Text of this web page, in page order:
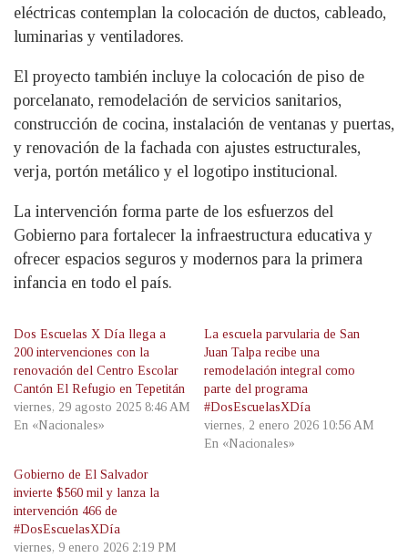
eléctricas contemplan la colocación de ductos, cableado,
luminarias y ventiladores.
El proyecto también incluye la colocación de piso de
porcelanato, remodelación de servicios sanitarios,
construcción de cocina, instalación de ventanas y puertas,
y renovación de la fachada con ajustes estructurales,
verja, portón metálico y el logotipo institucional.
La intervención forma parte de los esfuerzos del
Gobierno para fortalecer la infraestructura educativa y
ofrecer espacios seguros y modernos para la primera
infancia en todo el país.
Dos Escuelas X Día llega a
200 intervenciones con la
renovación del Centro Escolar
Cantón El Refugio en Tepetitán
viernes, 29 agosto 2025 8:46 AM
En «Nacionales»
La escuela parvularia de San
Juan Talpa recibe una
remodelación integral como
parte del programa
#DosEscuelasXDía
viernes, 2 enero 2026 10:56 AM
En «Nacionales»
Gobierno de El Salvador
invierte $560 mil y lanza la
intervención 466 de
#DosEscuelasXDía
viernes, 9 enero 2026 2:19 PM